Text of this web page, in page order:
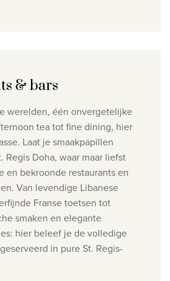
& bars
werelden, één onvergetelijke
tea tot fine dining, hier
Laat je smaakpapillen
Regis Doha, waar maar liefst
en bekroonde restaurants en
Van levendige Libanese
Franse toetsen tot
smaken en elegante
hier beleef je de volledige
in pure St. Regis-